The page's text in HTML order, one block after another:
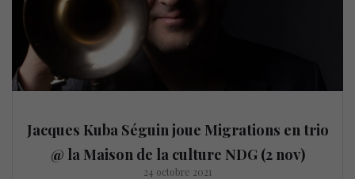
Jacques Kuba Séguin joue Migrations en trio
@ la Maison de la culture NDG (2 nov)
24 octobre 2021